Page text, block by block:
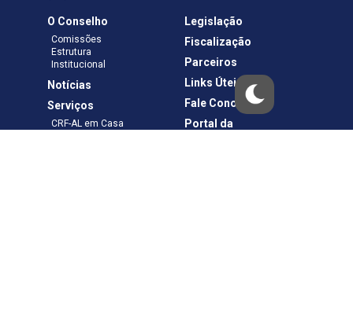
O Conselho
Comissões
Estrutura
Institucional
Notícias
Serviços
CRF-AL em Casa
Legislação
Fiscalização
Parceiros
Links Úteis
Fale Conosco
Portal da